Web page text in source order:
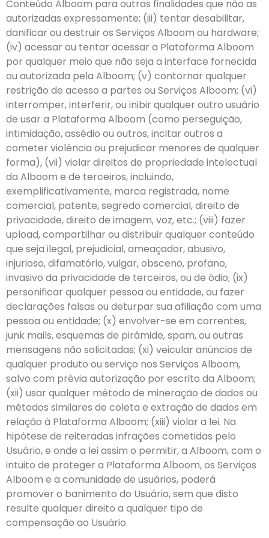
Conteúdo Alboom para outras finalidades que não as
autorizadas expressamente; (iii) tentar desabilitar,
danificar ou destruir os Serviços Alboom ou hardware;
(iv) acessar ou tentar acessar a Plataforma Alboom
por qualquer meio que não seja a interface fornecida
ou autorizada pela Alboom; (v) contornar qualquer
restrição de acesso a partes ou Serviços Alboom; (vi)
interromper, interferir, ou inibir qualquer outro usuário
de usar a Plataforma Alboom (como perseguição,
intimidação, assédio ou outros, incitar outros a
cometer violência ou prejudicar menores de qualquer
forma), (vii) violar direitos de propriedade intelectual
da Alboom e de terceiros, incluindo,
exemplificativamente, marca registrada, nome
comercial, patente, segredo comercial, direito de
privacidade, direito de imagem, voz, etc.; (viii) fazer
upload, compartilhar ou distribuir qualquer conteúdo
que seja ilegal, prejudicial, ameaçador, abusivo,
injurioso, difamatório, vulgar, obsceno, profano,
invasivo da privacidade de terceiros, ou de ódio; (ix)
personificar qualquer pessoa ou entidade, ou fazer
declarações falsas ou deturpar sua afiliação com uma
pessoa ou entidade; (x) envolver-se em correntes,
junk mails, esquemas de pirâmide, spam, ou outras
mensagens não solicitadas; (xi) veicular anúncios de
qualquer produto ou serviço nos Serviços Alboom,
salvo com prévia autorização por escrito da Alboom;
(xii) usar qualquer método de mineração de dados ou
métodos similares de coleta e extração de dados em
relação à Plataforma Alboom; (xiii) violar a lei. Na
hipótese de reiteradas infrações cometidas pelo
Usuário, e onde a lei assim o permitir, a Alboom, com o
intuito de proteger a Plataforma Alboom, os Serviços
Alboom e a comunidade de usuários, poderá
promover o banimento do Usuário, sem que disto
resulte qualquer direito a qualquer tipo de
compensação ao Usuário.